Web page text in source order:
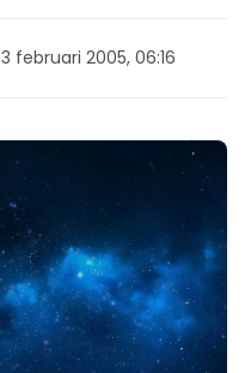
3 februari 2005, 06:16